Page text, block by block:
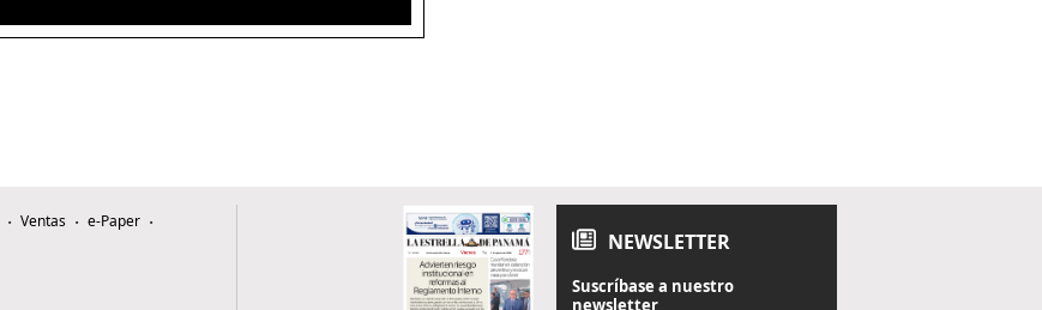
Ventas
e-Paper
NEWSLETTER
Suscríbase a nuestro